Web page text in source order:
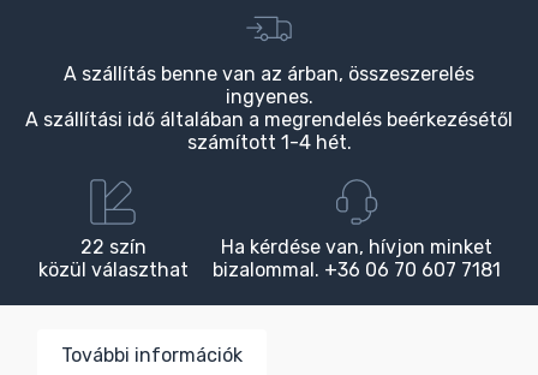
A szállítás benne van az árban, összeszerelés
ingyenes.
A szállítási idő általában a megrendelés beérkezésétől
számított 1-4 hét.
22 szín
közül választhat
Ha kérdése van, hívjon minket
bizalommal. +36 06 70 607 7181
További információk